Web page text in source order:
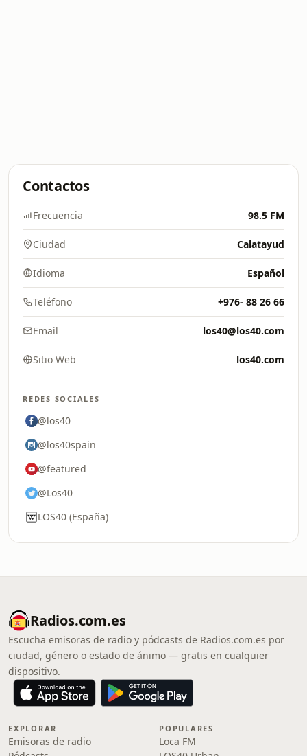
Contactos
Frecuencia 98.5 FM
Ciudad Calatayud
Idioma Español
Teléfono +976- 88 26 66
Email los40@los40.com
Sitio Web los40.com
REDES SOCIALES
@los40
@los40spain
@featured
@Los40
LOS40 (España)
Radios.com.es
Escucha emisoras de radio y pódcasts de Radios.com.es por
ciudad, género o estado de ánimo — gratis en cualquier
dispositivo.
EXPLORAR
Emisoras de radio
POPULARES
Loca FM